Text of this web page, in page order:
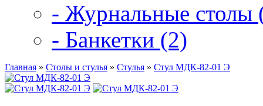
- Журнальные столы
- Банкетки (2)
Главная » Столы и стулья » Стулья » Стул МДК-82-01 Э